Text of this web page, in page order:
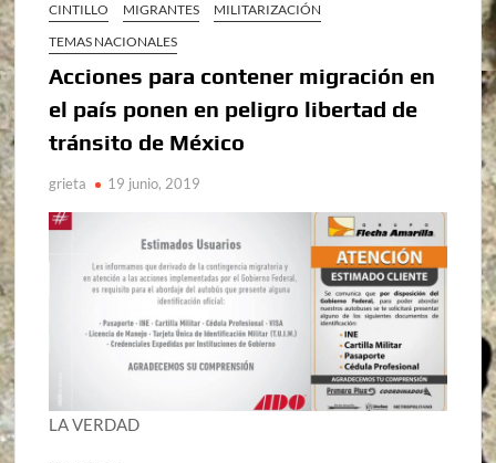
CINTILLO MIGRANTES
MILITARIZACIÓN
TEMAS NACIONALES
Acciones para contener migración en
el país ponen en peligro libertad de
tránsito de México
grieta 19 junio, 2019
LA VERDAD